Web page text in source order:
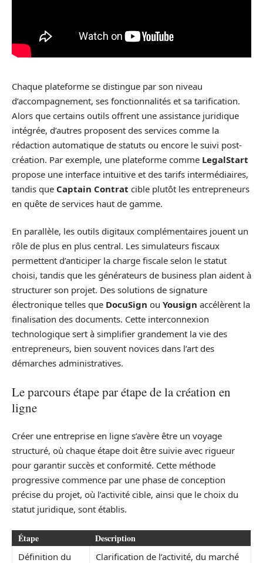
Chaque plateforme se distingue par son niveau
d’accompagnement, ses fonctionnalités et sa tarification.
Alors que certains outils offrent une assistance juridique
intégrée, d’autres proposent des services comme la
rédaction automatique de statuts ou encore le suivi post-
création. Par exemple, une plateforme comme LegalStart
propose une interface intuitive et des tarifs intermédiaires,
tandis que Captain Contrat cible plutôt les entrepreneurs
en quête de services haut de gamme.
En parallèle, les outils digitaux complémentaires jouent un
rôle de plus en plus central. Les simulateurs fiscaux
permettent d’anticiper la charge fiscale selon le statut
choisi, tandis que les générateurs de business plan aident à
structurer son projet. Des solutions de signature
électronique telles que DocuSign ou Yousign accélèrent la
finalisation des documents. Cette interconnexion
technologique sert à simplifier grandement la vie des
entrepreneurs, bien souvent novices dans l’art des
démarches administratives.
Le parcours étape par étape de la création en
ligne
Créer une entreprise en ligne s’avère être un voyage
structuré, où chaque étape doit être suivie avec rigueur
pour garantir succès et conformité. Cette méthode
progressive commence par une phase de conception
précise du projet, où l’activité cible, ainsi que le choix du
statut juridique, sont établis.
Étape Description
Définition du
Clarification de l’activité, du marché